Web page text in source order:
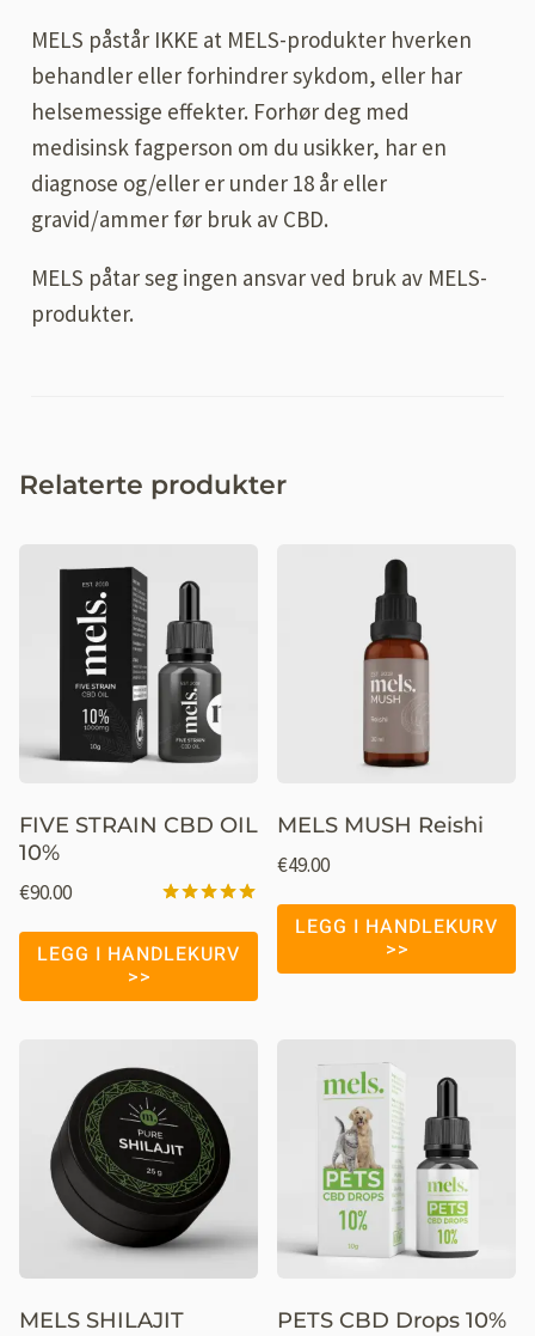
MELS påstår IKKE at MELS-produkter hverken
behandler eller forhindrer sykdom, eller har
helsemessige effekter. Forhør deg med
medisinsk fagperson om du usikker, har en
diagnose og/eller er under 18 år eller
gravid/ammer før bruk av CBD.
MELS påtar seg ingen ansvar ved bruk av MELS-
produkter.
Relaterte produkter
FIVE STRAIN CBD OIL
10%
av 5
€90.00
LEGG I HANDLEKURV
MELS MUSH Reishi
€49.00
LEGG I HANDLEKURV
MELS SHILAJIT
PETS CBD Drops 10%